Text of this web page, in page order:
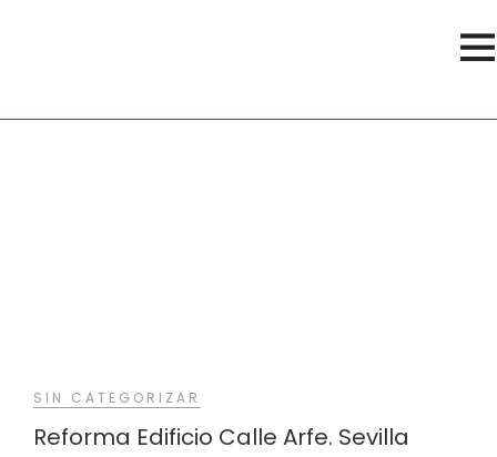
SIN CATEGORIZAR
Reforma Edificio Calle Arfe. Sevilla